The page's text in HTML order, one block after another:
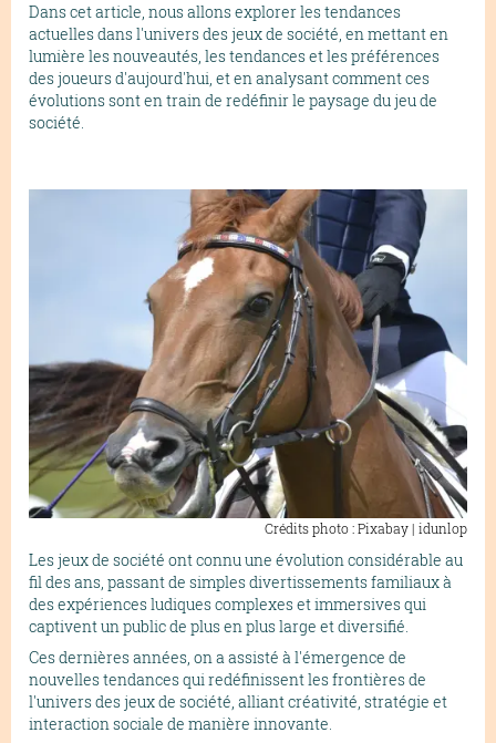
Dans cet article, nous allons explorer les tendances
actuelles dans l'univers des jeux de société, en mettant en
lumière les nouveautés, les tendances et les préférences
des joueurs d'aujourd'hui, et en analysant comment ces
évolutions sont en train de redéfinir le paysage du jeu de
société.
Crédits photo : Pixabay | idunlop
Les jeux de société ont connu une évolution considérable au
fil des ans, passant de simples divertissements familiaux à
des expériences ludiques complexes et immersives qui
captivent un public de plus en plus large et diversifié.
Ces dernières années, on a assisté à l'émergence de
nouvelles tendances qui redéfinissent les frontières de
l'univers des jeux de société, alliant créativité, stratégie et
interaction sociale de manière innovante.